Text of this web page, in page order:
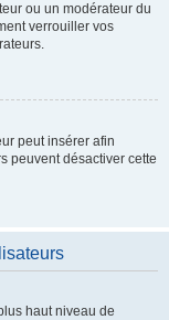
ou un modérateur du
verrouiller vos
peut insérer afin
peuvent désactiver cette
haut niveau de